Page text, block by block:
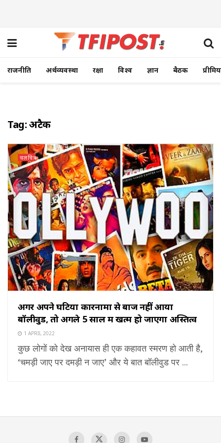
राजनीति अर्थव्यवस्था रक्षा विश्व ज्ञान बैठक
Tag:अटैक
चलचित्र
अगर अपने घटिया कारनामों से बाज नहीं आया
बॉलीवुड, तो अगले 5 साल में खत्म हो जाएगा अस्तित्व
1 APRIL 2022
कुछ लोगों को देख अनायास ही एक कहावत स्मरण हो आती है,
‘चमड़ी जाए पर दमड़ी न जाए’ और ये बात बॉलीवुड पर ...